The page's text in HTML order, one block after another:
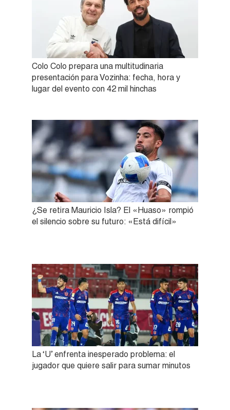
Colo Colo prepara una multitudinaria
presentación para Vozinha: fecha, hora y
lugar del evento con 42 mil hinchas
¿Se retira Mauricio Isla? El «Huaso» rompió
el silencio sobre su futuro: «Está difícil»
La ‘U’ enfrenta inesperado problema: el
jugador que quiere salir para sumar minutos